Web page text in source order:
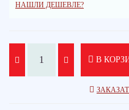
НАШЛИ ДЕШЕВЛЕ?
В